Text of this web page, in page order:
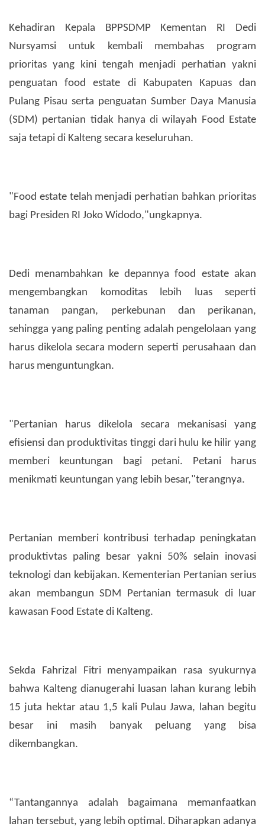
Kehadiran Kepala BPPSDMP Kementan RI Dedi
Nursyamsi untuk kembali membahas program
prioritas yang kini tengah menjadi perhatian yakni
penguatan food estate di Kabupaten Kapuas dan
Pulang Pisau serta penguatan Sumber Daya Manusia
(SDM) pertanian tidak hanya di wilayah Food Estate
saja tetapi di Kalteng secara keseluruhan.
"Food estate telah menjadi perhatian bahkan prioritas
bagi Presiden RI Joko Widodo,"ungkapnya.
Dedi menambahkan ke depannya food estate akan
mengembangkan komoditas lebih luas seperti
tanaman pangan, perkebunan dan perikanan,
sehingga yang paling penting adalah pengelolaan yang
harus dikelola secara modern seperti perusahaan dan
harus menguntungkan.
"Pertanian harus dikelola secara mekanisasi yang
efisiensi dan produktivitas tinggi dari hulu ke hilir yang
memberi keuntungan bagi petani. Petani harus
menikmati keuntungan yang lebih besar,"terangnya.
Pertanian memberi kontribusi terhadap peningkatan
produktivtas paling besar yakni 50% selain inovasi
teknologi dan kebijakan. Kementerian Pertanian serius
akan membangun SDM Pertanian termasuk di luar
kawasan Food Estate di Kalteng.
Sekda Fahrizal Fitri menyampaikan rasa syukurnya
bahwa Kalteng dianugerahi luasan lahan kurang lebih
15 juta hektar atau 1,5 kali Pulau Jawa, lahan begitu
besar ini masih banyak peluang yang bisa
dikembangkan.
“Tantangannya adalah bagaimana memanfaatkan
lahan tersebut, yang lebih optimal. Diharapkan adanya